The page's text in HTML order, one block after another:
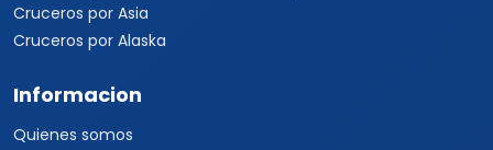
Cruceros por Asia
Cruceros por Alaska
Informacion
Quienes somos